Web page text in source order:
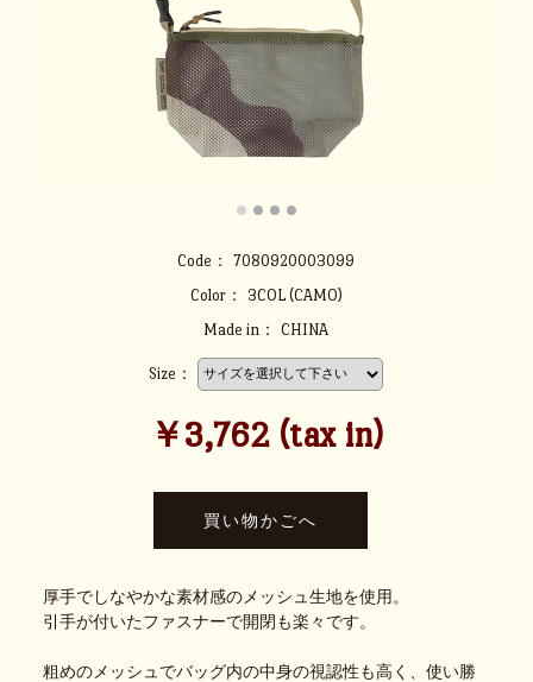
Code：
7080920003099
Color：
3COL (CAMO)
Made in：
CHINA
Size：
￥3,762 (tax in)
厚手でしなやかな素材感のメッシュ生地を使用。
引手が付いたファスナーで開閉も楽々です。
粗めのメッシュでバッグ内の中身の視認性も高く、使い勝